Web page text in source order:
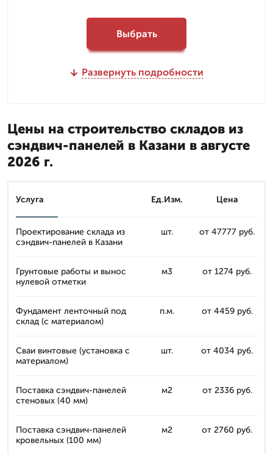
Выбрать
Развернуть подробности
Цены на строительство складов из
сэндвич-панелей в Казани в августе
2026 г.
Услуга Ед.Изм. Цена
Проектирование склада из
сэндвич-панелей в Казани
шт. от 47777 руб.
Грунтовые работы и вынос
нулевой отметки
м3 от 1274 руб.
Фундамент ленточный под
склад (с материалом)
п.м. от 4459 руб.
Сваи винтовые (установка с
материалом)
шт. от 4034 руб.
Поставка сэндвич-панелей
стеновых (40 мм)
м2 от 2336 руб.
Поставка сэндвич-панелей
кровельных (100 мм)
м2 от 2760 руб.